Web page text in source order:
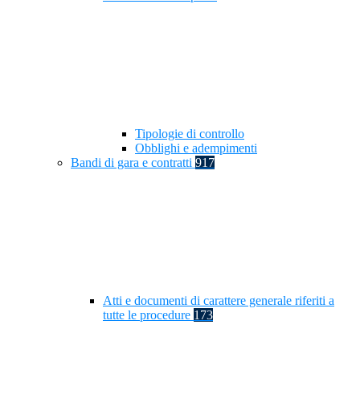
Tipologie di controllo
Obblighi e adempimenti
Bandi di gara e contratti 917
Atti e documenti di carattere generale riferiti a
tutte le procedure 173